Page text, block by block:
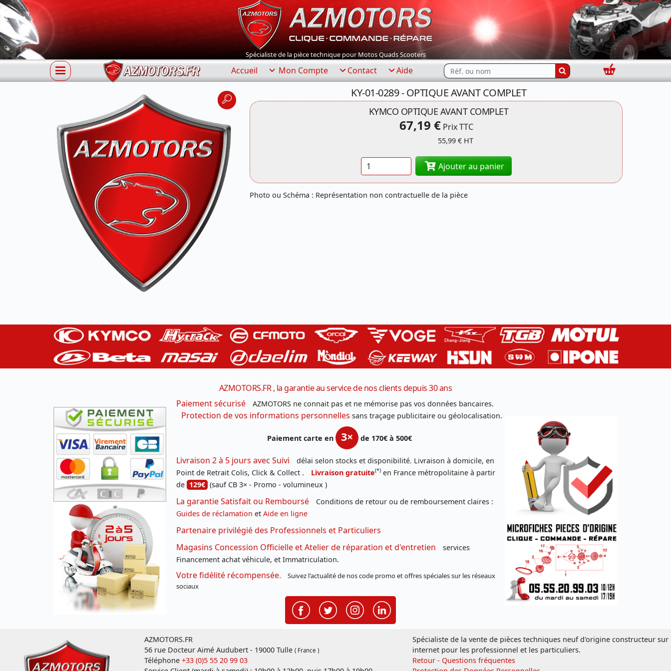
Spécialiste de la pièce technique pour Motos Quads Scooters
Accueil Mon Compte Contact Aide Rechercher...
Panier
KY-01-0289 - OPTIQUE AVANT COMPLET
KYMCO OPTIQUE AVANT COMPLET
67,19 € Prix TTC
55,99 € HT
Quantité Ajouter au panier
Photo ou Schéma : Représentation non contractuelle de la pièce
AZMOTORS.FR , la garantie au service de nos clients depuis 30 ans
Paiement sécurisé
AZMOTORS ne connait pas et ne mémorise pas vos données bancaires.
Protection de vos informations personnelles sans traçage publicitaire ou géolocalisation.
Paiement carte en 3× de 170€ à 500€
Livraison 2 à 5 jours avec Suivi
délai selon stocks et disponibilité. Livraison à domicile, en
Point de Retrait Colis, Click & Collect .
Livraison gratuite(*) en France métropolitaine à partir
de 129€ (sauf CB 3× - Promo - volumineux )
La garantie Satisfait ou Remboursé
Conditions de retour ou de remboursement claires :
Guides de réclamation et Aide en ligne
Partenaire privilégié des Professionnels et Particuliers
Magasins Concession Officielle et Atelier de réparation et d'entretien
services
Financement achat véhicule, et Immatriculation.
Votre fidélité récompensée.
Suivez l'actualité de nos code promo et offres spéciales sur les réseaux
sociaux
AZMOTORS.FR
56 rue Docteur Aimé Audubert - 19000 Tulle ( France )
Téléphone +33 (0)5 55 20 99 03
Spécialiste de la vente de pièces techniques neuf d'origine constructeur sur
internet pour les professionnel et les particuliers.
Retour - Questions fréquentes